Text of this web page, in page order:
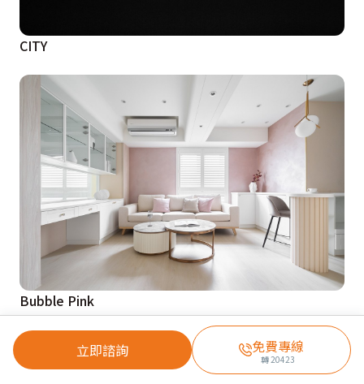
立即諮詢 免費專線
轉20423
CITY
Bubble Pink